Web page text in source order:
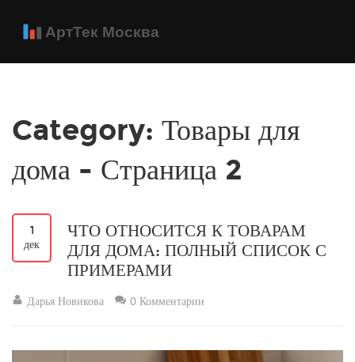
Category: Товары для
дома - Страница 2
1
дек
ЧТО ОТНОСИТСЯ К ТОВАРАМ
ДЛЯ ДОМА: ПОЛНЫЙ СПИСОК С
ПРИМЕРАМИ
Дарья Новикова 0 Комментарии